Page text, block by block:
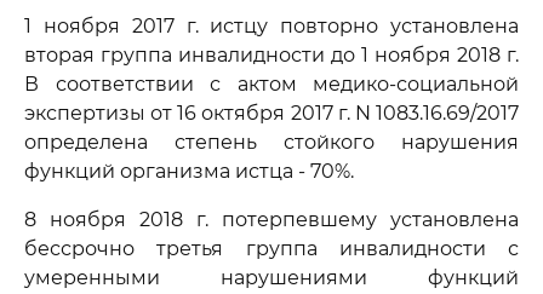
1 ноября 2017 г. истцу повторно установлена
вторая группа инвалидности до 1 ноября 2018 г.
В соответствии с актом медико-социальной
экспертизы от 16 октября 2017 г. N 1083.16.69/2017
определена степень стойкого нарушения
функций организма истца - 70%.
8 ноября 2018 г. потерпевшему установлена
бессрочно третья группа инвалидности с
умеренными нарушениями функций